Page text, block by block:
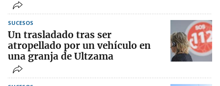
SUCESOS
Un trasladado tras ser
atropellado por un vehículo en
una granja de Ultzama